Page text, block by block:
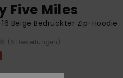
Five Miles
Beige Bedruckter Zip-Hoodie
(6 Bewertungen)